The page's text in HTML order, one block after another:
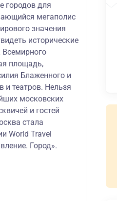
городов для
мегаполис
значения
исторические
Всемирного
площадь,
Блаженного и
и театров. Нельзя
московских
и гостей
стала
World Travel
Город».